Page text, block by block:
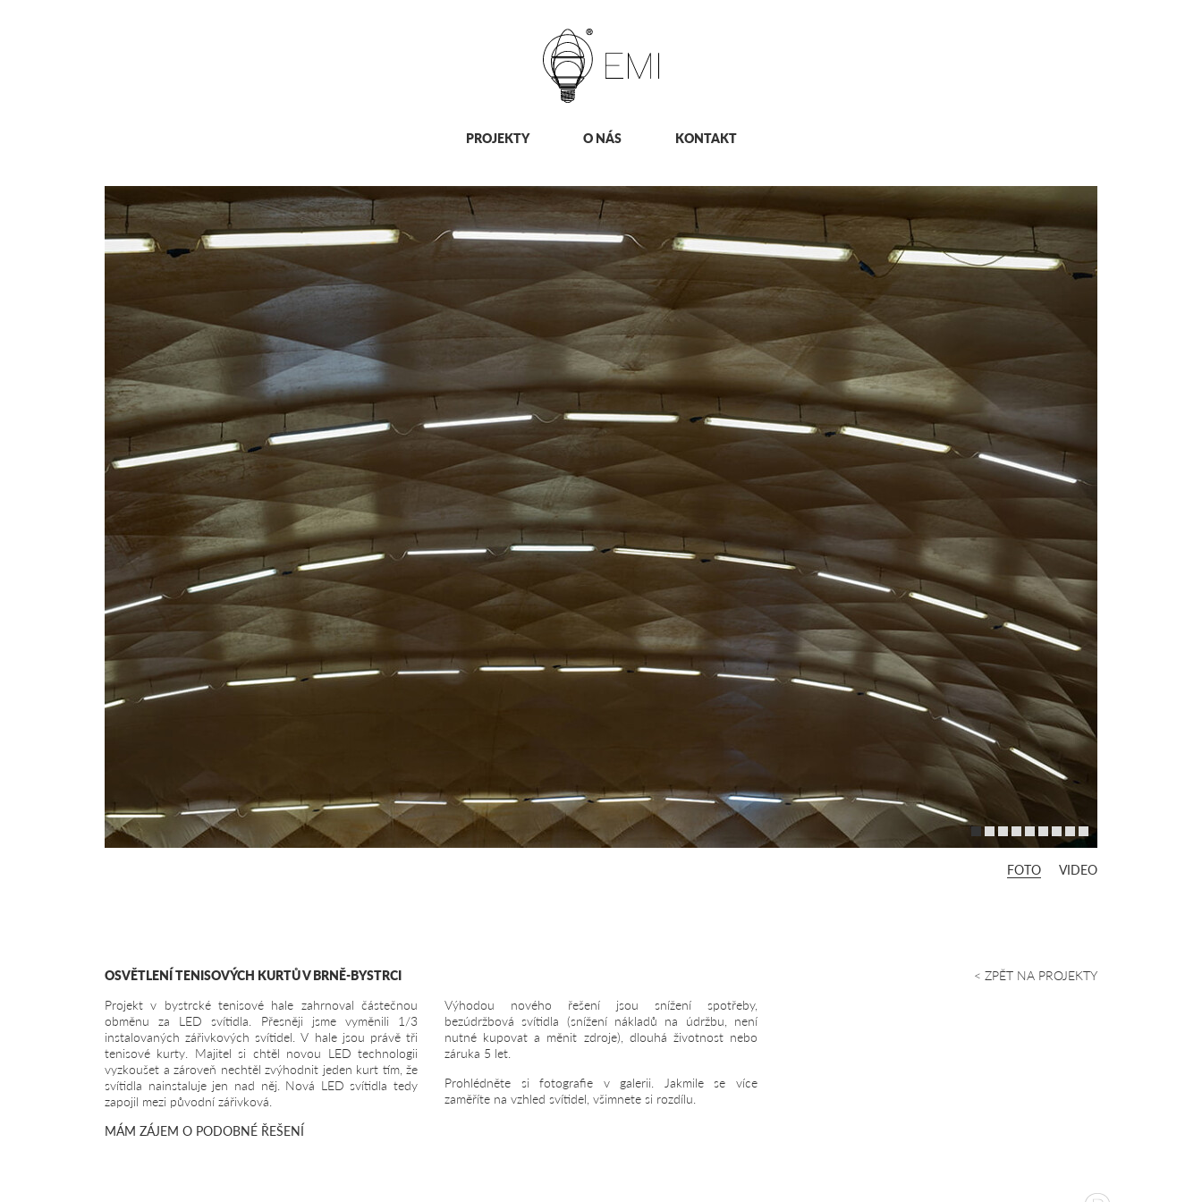
PROJEKTY O NÁS KONTAKT
Ano, fotka je tu. Jen chvíli strpení, než se natáhne.
FOTO VIDEO
< ZPĚT NA PROJEKTY
OSVĚTLENÍ TENISOVÝCH KURTŮ V BRNĚ-BYSTRCI
Projekt v bystrcké tenisové hale zahrnoval částečnou
obměnu za LED svítidla. Přesněji jsme vyměnili 1/3
instalovaných zářivkových svítidel. V hale jsou právě tři
tenisové kurty. Majitel si chtěl novou LED technologii
vyzkoušet a zároveň nechtěl zvýhodnit jeden kurt tím, že
svítidla nainstaluje jen nad něj. Nová LED svítidla tedy
zapojil mezi původní zářivková.
Výhodou nového řešení jsou snížení spotřeby,
bezúdržbová svítidla (snížení nákladů na údržbu, není
nutné kupovat a měnit zdroje), dlouhá životnost nebo
záruka 5 let.
Prohlédněte si fotografie v galerii. Jakmile se více
zaměříte na vzhled svítidel, všimnete si rozdílu.
MÁM ZÁJEM O PODOBNÉ ŘEŠENÍ